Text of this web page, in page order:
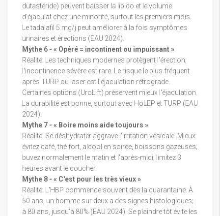
dutastéride) peuvent baisser la libido et le volume
d'éjaculat chez une minorité, surtout les premiers mois.
Le tadalafil 5 mg/j peut améliorer à la fois symptômes
urinaires et érections (EAU 2024).
Mythe 6 - « Opéré = incontinent ou impuissant »
Réalité: Les techniques modernes protègent l'érection;
l'incontinence sévère est rare. Le risque le plus fréquent
après TURP ou laser est l'éjaculation rétrograde.
Certaines options (UroLift) préservent mieux l'éjaculation.
La durabilité est bonne, surtout avec HoLEP et TURP (EAU
2024).
Mythe 7 - « Boire moins aide toujours »
Réalité: Se déshydrater aggrave l'irritation vésicale. Mieux:
évitez café, thé fort, alcool en soirée, boissons gazeuses;
buvez normalement le matin et l'après-midi; limitez 3
heures avant le coucher.
Mythe 8 - « C'est pour les très vieux »
Réalité: L'HBP commence souvent dès la quarantaine. À
50 ans, un homme sur deux a des signes histologiques;
à 80 ans, jusqu'à 80% (EAU 2024). Se plaindre tôt évite les